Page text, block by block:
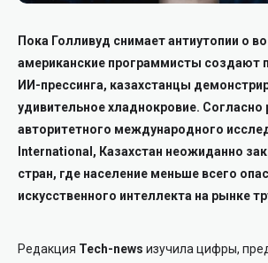
Пока Голливуд снимает антиутопии о
американские программисты создают
ИИ-прессинга, казахстанцы
удивительное хладнокровие. Согласно
авторитетного международного
International, Казахстан неожиданно
стран, где население меньше всего
искусственного интеллекта на рынке
Редакция Tech-news изучила цифры,